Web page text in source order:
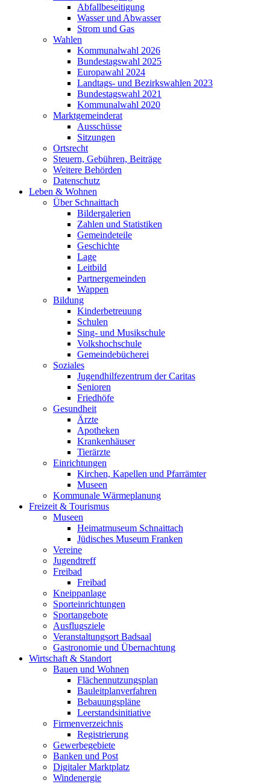
Abfallbeseitigung
Wasser und Abwasser
Strom und Gas
Wahlen
Kommunalwahl 2026
Bundestagswahl 2025
Europawahl 2024
Landtags- und Bezirkswahlen 2023
Bundestagswahl 2021
Kommunalwahl 2020
Marktgemeinderat
Ausschüsse
Sitzungen
Ortsrecht
Steuern, Gebühren, Beiträge
Weitere Behörden
Datenschutz
Leben & Wohnen
Über Schnaittach
Bildergalerien
Zahlen und Statistiken
Gemeindeteile
Geschichte
Lage
Leitbild
Partnergemeinden
Wappen
Bildung
Kinderbetreuung
Schulen
Sing- und Musikschule
Volkshochschule
Gemeindebücherei
Soziales
Jugendhilfezentrum der Caritas
Senioren
Friedhöfe
Gesundheit
Ärzte
Apotheken
Krankenhäuser
Tierärzte
Einrichtungen
Kirchen, Kapellen und Pfarrämter
Museen
Kommunale Wärmeplanung
Freizeit & Tourismus
Museen
Heimatmuseum Schnaittach
Jüdisches Museum Franken
Vereine
Jugendtreff
Freibad
Freibad
Kneippanlage
Sporteinrichtungen
Sportangebote
Ausflugsziele
Veranstaltungsort Badsaal
Gastronomie und Übernachtung
Wirtschaft & Standort
Bauen und Wohnen
Flächennutzungsplan
Bauleitplanverfahren
Bebauungspläne
Leerstandsinitiative
Firmenverzeichnis
Registrierung
Gewerbegebiete
Banken und Post
Digitaler Marktplatz
Windenergie